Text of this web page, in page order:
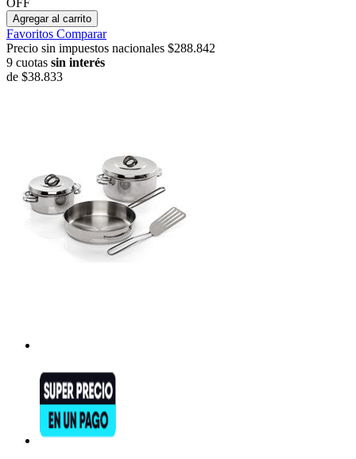
Agregar al carrito
Favoritos Comparar
Precio sin impuestos nacionales $288.842
9 cuotas sin interés
de $38.833